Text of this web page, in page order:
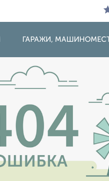
ГАРАЖИ,